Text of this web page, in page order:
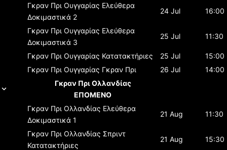
Γκραν Πρι Ουγγαρίας Ελεύθερα
Δοκιμαστικά 2
24 Jul 16:00
Γκραν Πρι Ουγγαρίας Ελεύθερα
Δοκιμαστικά 3
25 Jul 11:30
Γκραν Πρι Ουγγαρίας Κατατακτήριες 25 Jul
15:00
Γκραν Πρι Ουγγαρίας Γκραν Πρι 26 Jul
14:00
Γκραν Πρι Ολλανδίας
ΕΠΟΜΕΝΟ
Γκραν Πρι Ολλανδίας Ελεύθερα
Δοκιμαστικά 1
21 Aug 11:30
Γκραν Πρι Ολλανδίας Σπριντ
Κατατακτήριες
21 Aug 15:30